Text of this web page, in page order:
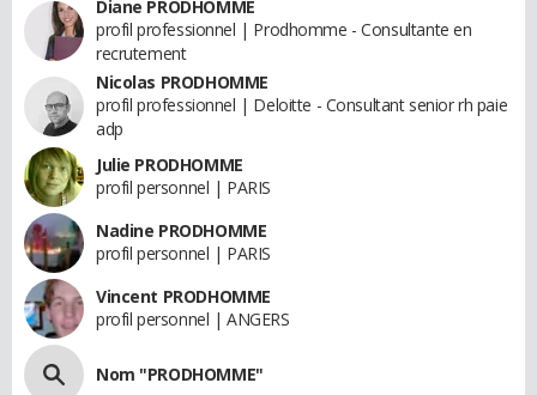
Diane PRODHOMME
profil professionnel | Prodhomme - Consultante en
recrutement
Nicolas PRODHOMME
profil professionnel | Deloitte - Consultant senior rh paie
adp
Julie PRODHOMME
profil personnel | PARIS
Nadine PRODHOMME
profil personnel | PARIS
Vincent PRODHOMME
profil personnel | ANGERS
Nom "PRODHOMME"